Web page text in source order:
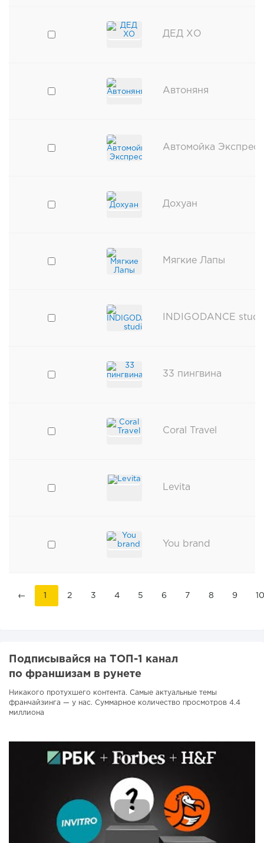
ДЕД ХО
Автоняня
Автомойка Экспресс
Дохуан
Мягкие Лапы
INDIGODANCE
33 пингвина
Coral Travel
Levita
You brand
← 1 2 3 4 5 6 7 8 9 10
Подписывайся на ТОП-1 канал
по франшизам в рунете
Никакого протухшего контента. Самые актуальные темы
франчайзинга — у нас. Суммарное количество просмотров 4.4
миллиона